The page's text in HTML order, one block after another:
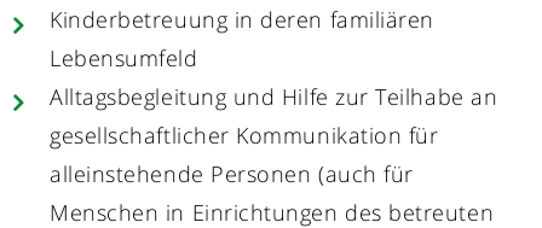
Kinderbetreuung in deren familiären
Lebensumfeld
Alltagsbegleitung und Hilfe zur Teilhabe an
gesellschaftlicher Kommunikation für
alleinstehende Personen (auch für
Menschen in Einrichtungen des betreuten